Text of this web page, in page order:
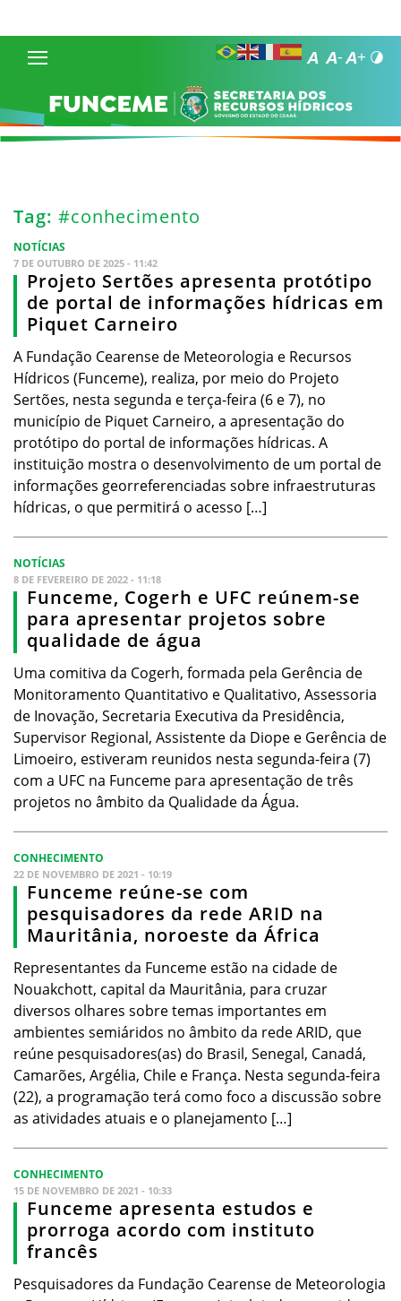
Tag: #conhecimento
NOTÍCIAS
7 DE OUTUBRO DE 2025 - 11:42
Projeto Sertões apresenta protótipo
de portal de informações hídricas em
Piquet Carneiro
A Fundação Cearense de Meteorologia e Recursos
Hídricos (Funceme), realiza, por meio do Projeto
Sertões, nesta segunda e terça-feira (6 e 7), no
município de Piquet Carneiro, a apresentação do
protótipo do portal de informações hídricas. A
instituição mostra o desenvolvimento de um portal de
informações georreferenciadas sobre infraestruturas
hídricas, o que permitirá o acesso […]
NOTÍCIAS
8 DE FEVEREIRO DE 2022 - 11:18
Funceme, Cogerh e UFC reúnem-se
para apresentar projetos sobre
qualidade de água
Uma comitiva da Cogerh, formada pela Gerência de
Monitoramento Quantitativo e Qualitativo, Assessoria
de Inovação, Secretaria Executiva da Presidência,
Supervisor Regional, Assistente da Diope e Gerência de
Limoeiro, estiveram reunidos nesta segunda-feira (7)
com a UFC na Funceme para apresentação de três
projetos no âmbito da Qualidade da Água.
CONHECIMENTO
22 DE NOVEMBRO DE 2021 - 10:19
Funceme reúne-se com
pesquisadores da rede ARID na
Mauritânia, noroeste da África
Representantes da Funceme estão na cidade de
Nouakchott, capital da Mauritânia, para cruzar
diversos olhares sobre temas importantes em
ambientes semiáridos no âmbito da rede ARID, que
reúne pesquisadores(as) do Brasil, Senegal, Canadá,
Camarões, Argélia, Chile e França. Nesta segunda-feira
(22), a programação terá como foco a discussão sobre
as atividades atuais e o planejamento […]
CONHECIMENTO
15 DE NOVEMBRO DE 2021 - 10:33
Funceme apresenta estudos e
prorroga acordo com instituto
francês
Pesquisadores da Fundação Cearense de Meteorologia